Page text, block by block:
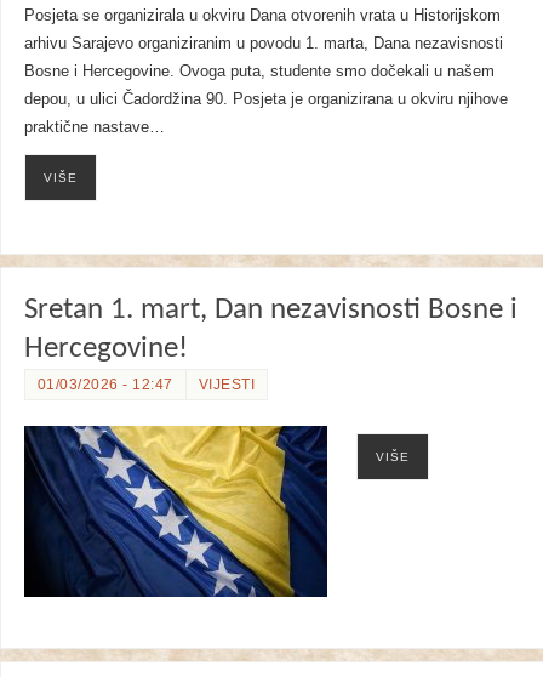
Posjeta se organizirala u okviru Dana otvorenih vrata u Historijskom
arhivu Sarajevo organiziranim u povodu 1. marta, Dana nezavisnosti
Bosne i Hercegovine. Ovoga puta, studente smo dočekali u našem
depou, u ulici Čadordžina 90. Posjeta je organizirana u okviru njihove
praktične nastave…
VIŠE
Sretan 1. mart, Dan nezavisnosti Bosne i
Hercegovine!
01/03/2026 - 12:47 VIJESTI
VIŠE